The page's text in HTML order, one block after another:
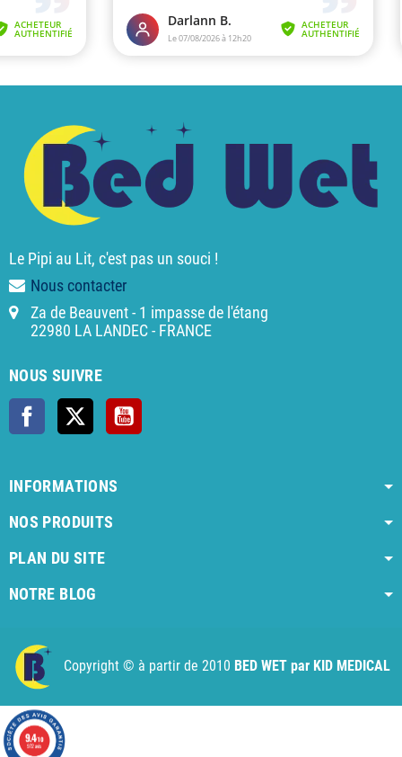
Le Pipi au Lit, c'est pas un souci !
Nous contacter
Za de Beauvent - 1 impasse de l'étang
22980 LA LANDEC - FRANCE
NOUS SUIVRE
Facebook
INFORMATIONS
NOS PRODUITS
PLAN DU SITE
NOTRE BLOG
Copyright © à partir de 2010 BED WET par KID MEDICAL
9.4/10
972 avis